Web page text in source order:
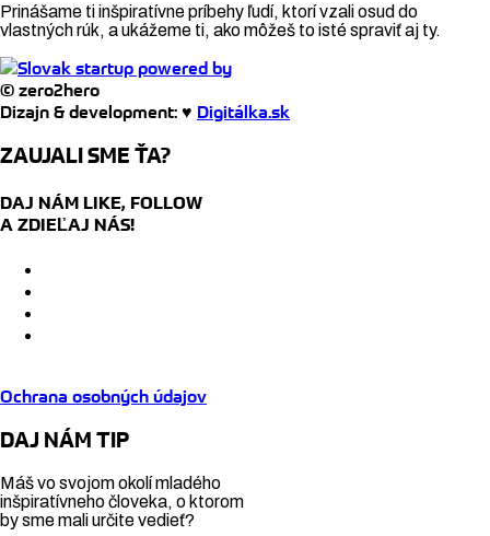
Prinášame ti inšpiratívne príbehy ľudí, ktorí vzali osud do
vlastných rúk, a ukážeme ti, ako môžeš to isté spraviť aj ty.
© zero2hero
Dizajn & development: ♥ Digitálka.sk
ZAUJALI SME ŤA?
DAJ NÁM LIKE, FOLLOW
A ZDIEĽAJ NÁS!
Ochrana osobných údajov
DAJ NÁM TIP
Máš vo svojom okolí mladého
inšpiratívneho človeka, o ktorom
by sme mali určite vedieť?